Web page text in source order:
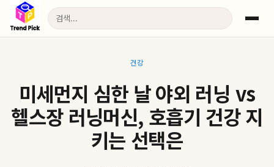
건강
미세먼지 심한 날 야외 러닝 vs
헬스장 러닝머신, 호흡기 건강 지
키는 선택은